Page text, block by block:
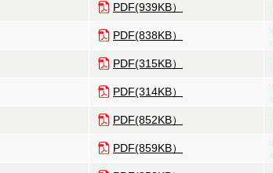
PDF(939KB）
PDF(838KB）
PDF(315KB）
PDF(314KB）
PDF(852KB）
PDF(859KB）